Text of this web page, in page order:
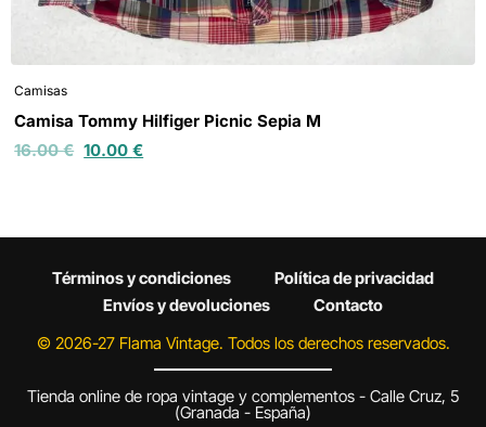
Camisas
Camisa Tommy Hilfiger Picnic Sepia M
16.00€ 10.00€
Términos y condiciones
Política de privacidad
Envíos y devoluciones
Contacto
© 2026-27 Flama Vintage. Todos los derechos reservados.
Tienda online de ropa vintage y complementos - Calle Cruz, 5
(Granada - España)